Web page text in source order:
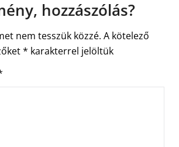
hozzászólás?
nem tesszük közzé. A kötelező
* karakterrel jelöltük